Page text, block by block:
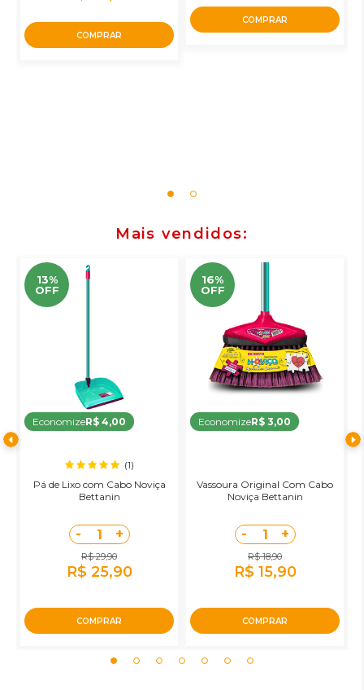
COMPRAR
COMPRAR
Mais vendidos
13%
OFF
EconomizeR$ 4,00
(1)
Pá de Lixo com Cabo Noviça
Bettanin
- 1 +
R$ 29,90
R$ 25,90
COMPRAR
16%
OFF
EconomizeR$ 3,00
Vassoura Original Com Cabo
Noviça Bettanin
- 1 +
R$ 18,90
R$ 15,90
COMPRAR